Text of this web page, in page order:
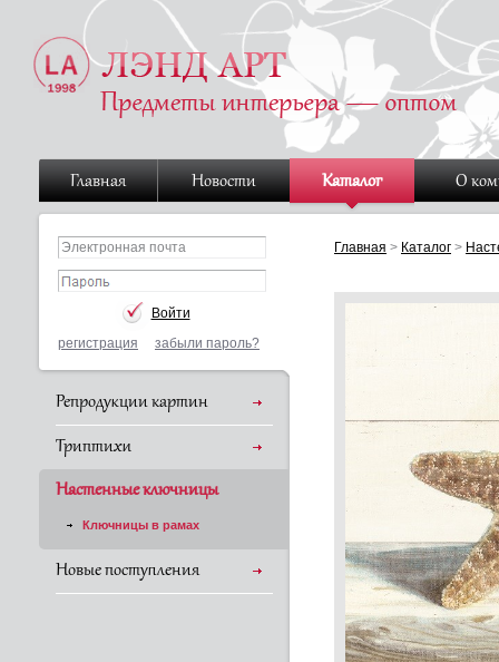
Главная Новости Каталог О
регистрация забыли пароль?
Репродукции картин
Триптихи
Настенные ключницы
Ключницы в рамах
Новые поступления
Главная > Каталог >